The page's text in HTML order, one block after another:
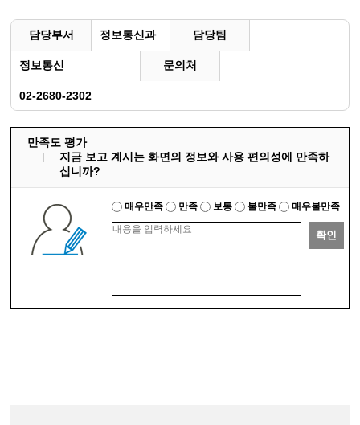
담당부서 정보통신과 담당팀
정보통신 문의처
02-2680-2302
만족도 평가
지금 보고 계시는 화면의 정보와 사용 편의성에 만족하
십니까?
매우만족 만족 보통 불만족 매우불만족
확인